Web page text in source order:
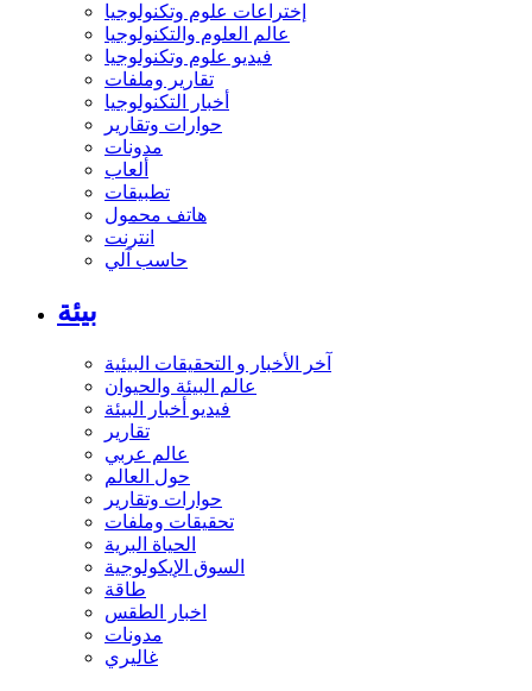
إختراعات علوم وتكنولوجيا
عالم العلوم والتكنولوجيا
فيديو علوم وتكنولوجيا
تقارير وملفات
أخبار التكنولوجيا
حوارات وتقارير
مدونات
ألعاب
تطبيقات
هاتف محمول
انترنت
حاسب آلي
بيئة
آخر الأخبار و التحقيقات البيئية
عالم البيئة والحيوان
فيديو أخبار البيئة
تقارير
عالم عربي
حول العالم
حوارات وتقارير
تحقيقات وملفات
الحياة البرية
السوق الإيكولوجية
طاقة
اخبار الطقس
مدونات
غاليري